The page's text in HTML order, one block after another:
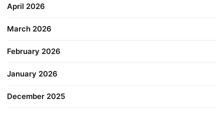
April 2026
March 2026
February 2026
January 2026
December 2025